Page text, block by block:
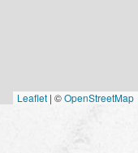
Leaflet | ©OpenStreetMap